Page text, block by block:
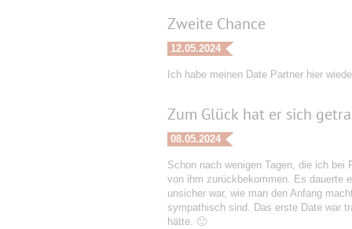
Zweite Chance
12.05.2024
Ich habe meinen Date Partner hier
Zum Glück hat er sich
08.05.2024
Schon nach wenigen Tagen, die ich
von ihm zurückbekommen. Es dauerte
unsicher war, wie man den Anfang
sympathisch sind. Das erste Date war
hätte. 🙂